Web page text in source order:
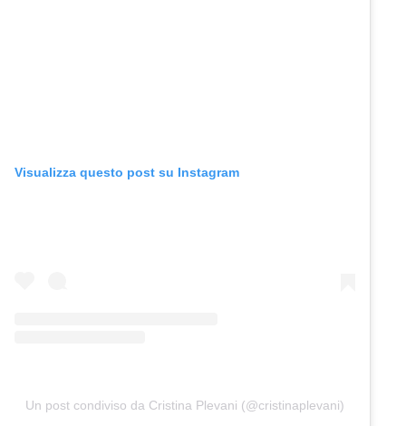
Visualizza questo post su Instagram
Un post condiviso da Cristina Plevani (@cristinaplevani)